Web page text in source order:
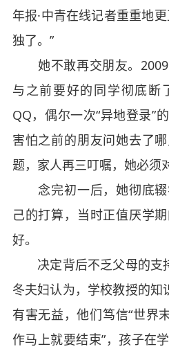
年报·中青在线记者重重地
独了。”
她不敢再交朋友。2009
与之前要好的同学彻底断
QQ，偶尔一次“异地登录”
害怕之前的朋友问她去了
题，家人再三叮嘱，她必须
念完初一后，她彻底辍
己的打算，当时正值厌学
好。
决定背后不乏父母的支
冬夫妇认为，学校教授的知
有害无益，他们笃信“世界
作马上就要结束”，孩子在